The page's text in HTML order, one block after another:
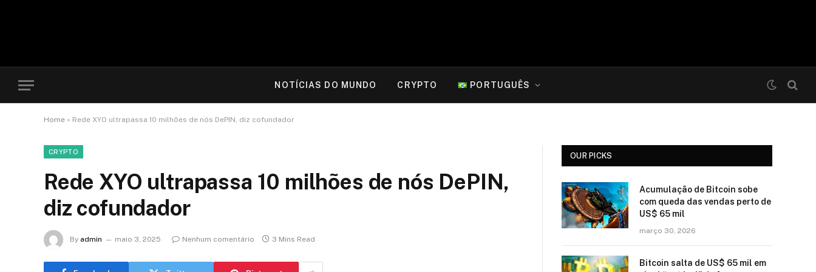
NOTÍCIAS DO MUNDO CRYPTO PORTUGUÊS
Home » Rede XYO ultrapassa 10 milhões de nós DePIN, diz cofundador
CRYPTO
Rede XYO ultrapassa 10 milhões de nós DePIN,
diz cofundador
By admin maio 3, 2025 Nenhum comentário 3 Mins Read
OUR PICKS
Acumulação de Bitcoin sobe
com queda das vendas perto de
US$ 65 mil
março 30, 2026
Bitcoin salta de US$ 65 mil em